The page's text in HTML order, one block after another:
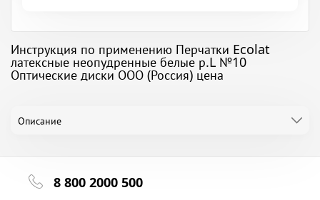
Инструкция по применению Перчатки Ecolat
латексные неопудренные белые р.L №10
Оптические диски ООО (Россия) цена
Описание
8 800 2000 500